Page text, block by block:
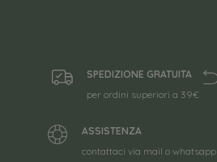
SPEDIZIONE GRATUITA
per ordini superiori a 39€
ASSISTENZA
contattaci via mail o whatsapp